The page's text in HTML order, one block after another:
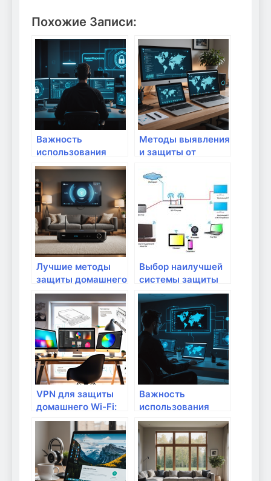
Похожие Записи:
Важность
использования
современных
методов
шифрования
данных для
защиты домашнего
интернета
Методы выявления
и защиты от
домашней сети:
современные
подходы и
практические
советы
Лучшие методы
защиты домашнего
Wi-Fi от
несанкционированного
доступа: как
обеспечить
безопасность
своей сети
Выбор наилучшей
системы защиты
для домашнего
использования
VPN для защиты
домашнего Wi-Fi:
нужно ли это?
Важность
использования
надежных
протоколов
передачи данных
для домашнего
интернета